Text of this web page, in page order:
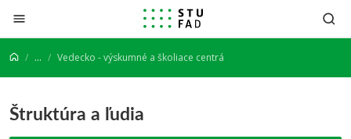
Prejsť na obsah
... Vedecko - výskumné a školiace centrá
Štruktúra a ľudia